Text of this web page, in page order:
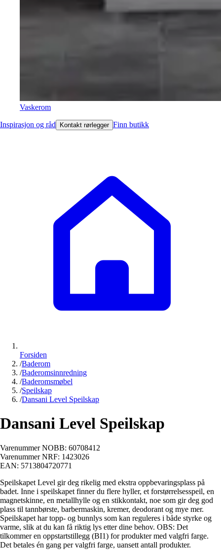
Vaskerom
Inspirasjon og råd Kontakt rørlegger Finn butikk
Forsiden
/Baderom
/Baderomsinnredning
/Baderomsmøbel
/Speilskap
/Dansani Level Speilskap
Dansani Level Speilskap
Varenummer NOBB: 60708412
Varenummer NRF: 1423026
EAN: 5713804720771
Speilskapet Level gir deg rikelig med ekstra oppbevaringsplass på
badet. Inne i speilskapet finner du flere hyller, et forstørrelsesspeil, en
magnetskinne, en metallhylle og en stikkontakt, noe som gir deg god
plass til tannbørste, barbermaskin, kremer, deodorant og mye mer.
Speilskapet har topp- og bunnlys som kan reguleres i både styrke og
varme, slik at du kan få riktig lys etter dine behov. OBS: Det
tilkommer en oppstartstillegg (BI1) for produkter med valgfri farge.
Det betales én gang per valgfri farge, uansett antall produkter.